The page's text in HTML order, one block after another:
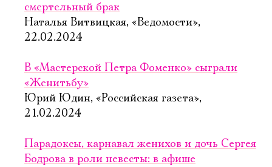
смертельный брак
Наталья Витвицкая, «Ведомости»,
22.02.2024
В «Мастерской Петра Фоменко» сыграли
«Женитьбу»
Юрий Юдин, «Российская газета»,
21.02.2024
Парадоксы, карнавал женихов и дочь Сергея
Бодрова в роли невесты: в афише